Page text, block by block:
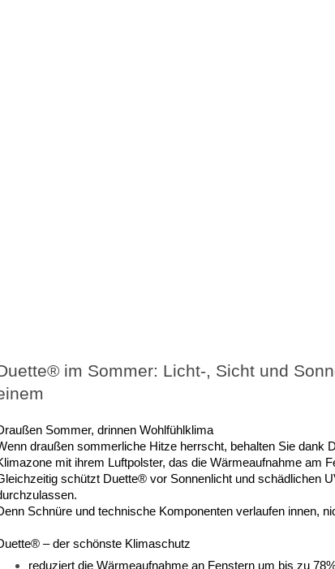
im Sommer: Licht-, Sicht und
Sommer, drinnen Wohlfühlklima
draußen sommerliche Hitze herrscht, behalten Sie dank
mit ihrem Luftpolster, das die Wärmeaufnahme am
schützt Duette® vor Sonnenlicht und schädlichen
Schnüre und technische Komponenten verlaufen innen,
– der schönste Klimaschutz
reduziert die Wärmeaufnahme an Fenstern um bis zu